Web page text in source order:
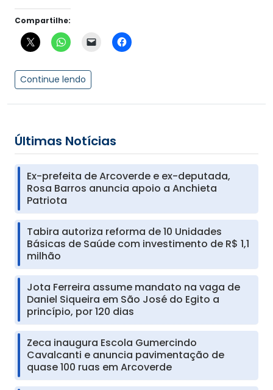
Compartilhe:
Continue lendo
Últimas Notícias
Ex-prefeita de Arcoverde e ex-deputada,
Rosa Barros anuncia apoio a Anchieta
Patriota
Tabira autoriza reforma de 10 Unidades
Básicas de Saúde com investimento de R$ 1,1
milhão
Jota Ferreira assume mandato na vaga de
Daniel Siqueira em São José do Egito a
princípio, por 120 dias
Zeca inaugura Escola Gumercindo
Cavalcanti e anuncia pavimentação de
quase 100 ruas em Arcoverde